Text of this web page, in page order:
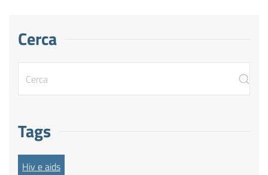
Cerca
Tags
Hiv e aids